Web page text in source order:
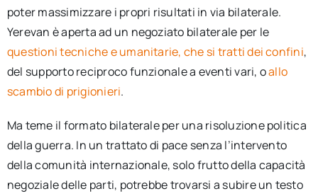
poter massimizzare i propri risultati in via bilaterale.
Yerevan è aperta ad un negoziato bilaterale per le
questioni tecniche e umanitarie, che si tratti dei confini,
del supporto reciproco funzionale a eventi vari, oallo
scambio di prigionieri.
Ma teme il formato bilaterale per una risoluzione politica
della guerra. In un trattato di pace senza l’intervento
della comunità internazionale, solo frutto della capacità
negoziale delle parti, potrebbe trovarsi a subire un testo